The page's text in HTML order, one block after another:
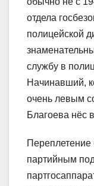
отдела
полицейской
службу в
Начинавший,
очень левым
Благоева нёс
Переплетение
партийным